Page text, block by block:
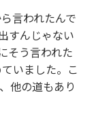
言われたんで
すんじゃない
そう言われた
いました。こ
他の道もあり